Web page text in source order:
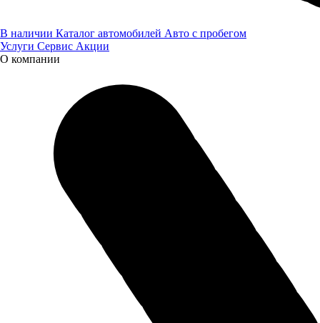
В наличии Каталог автомобилей Авто с пробегом
Услуги Сервис Акции
О компании